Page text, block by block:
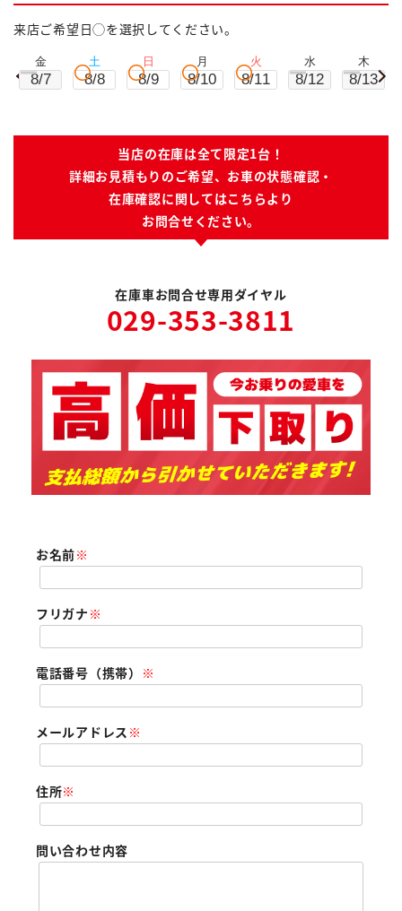
来店ご希望日◯を選択してください。
金
8/7
土
8/8
日
8/9
月
8/10
火
8/11
水
8/12
木
8/13
当店の在庫は全て限定1台！
詳細お見積もりのご希望、お車の状態確認・
在庫確認に関してはこちらより
お問合せください。
在庫車お問合せ専用ダイヤル
029-353-3811
お名前※
フリガナ ※
電話番号（携帯） ※
メールアドレス ※
住所※
問い合わせ内容